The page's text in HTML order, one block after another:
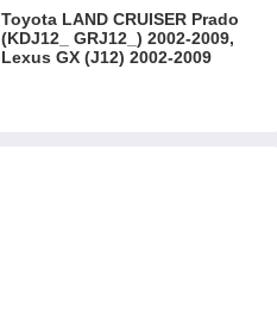
Toyota LAND CRUISER Prado
(KDJ12_ GRJ12_) 2002-2009,
Lexus GX (J12) 2002-2009